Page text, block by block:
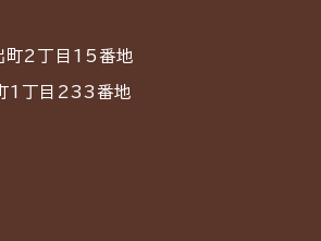
町2丁目15番地
1丁目233番地